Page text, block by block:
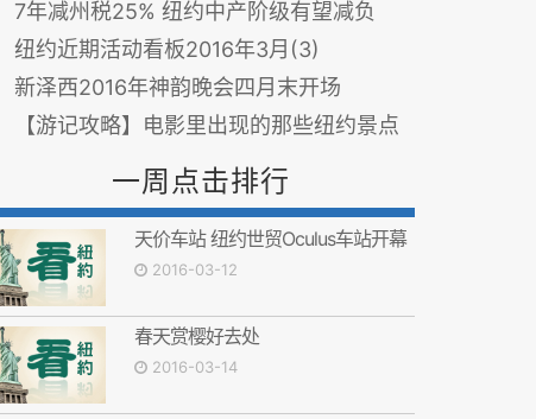
7年减州税25% 纽约中产阶级有望减负
纽约近期活动看板2016年3月(3)
新泽西2016年神韵晚会四月末开场
【游记攻略】电影里出现的那些纽约景点
一周点击排行
天价车站 纽约世贸Oculus车站开幕
2016-03-12
春天赏樱好去处
2016-03-14